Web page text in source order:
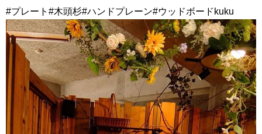
#プレート#木頭杉#ハンドプレーン#ウッドボードkuku